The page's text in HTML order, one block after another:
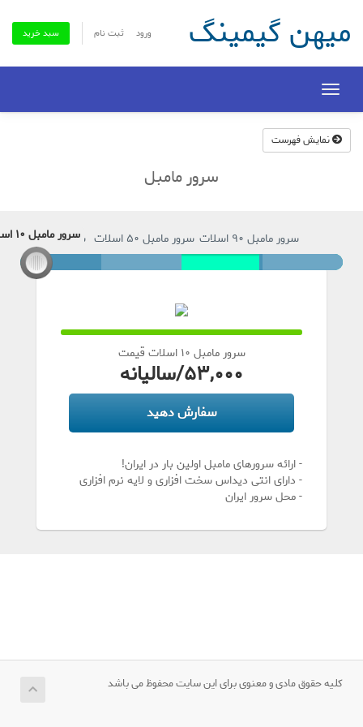
ورود ثبت نام سبد خرید میهن گیمینگ
Toggle
navigation
سرور مامبل
سرور مامبل 10 اسلات
سرور مامبل 10 اسلات سرور مامبل 50 اسلات سرور مامبل 90 اسلات
100%
Completeسرور مامبل 10 اسلات قیمت
53,000/سالیانه
سفارش دهید
- ارائه سرورهای مامبل اولین بار در ایران!
- دارای انتی دیداس سخت افزاری و لایه نرم افزاری
- محل سرور ایران
کلیه حقوق مادی و معنوی برای این سایت محفوظ می باشد